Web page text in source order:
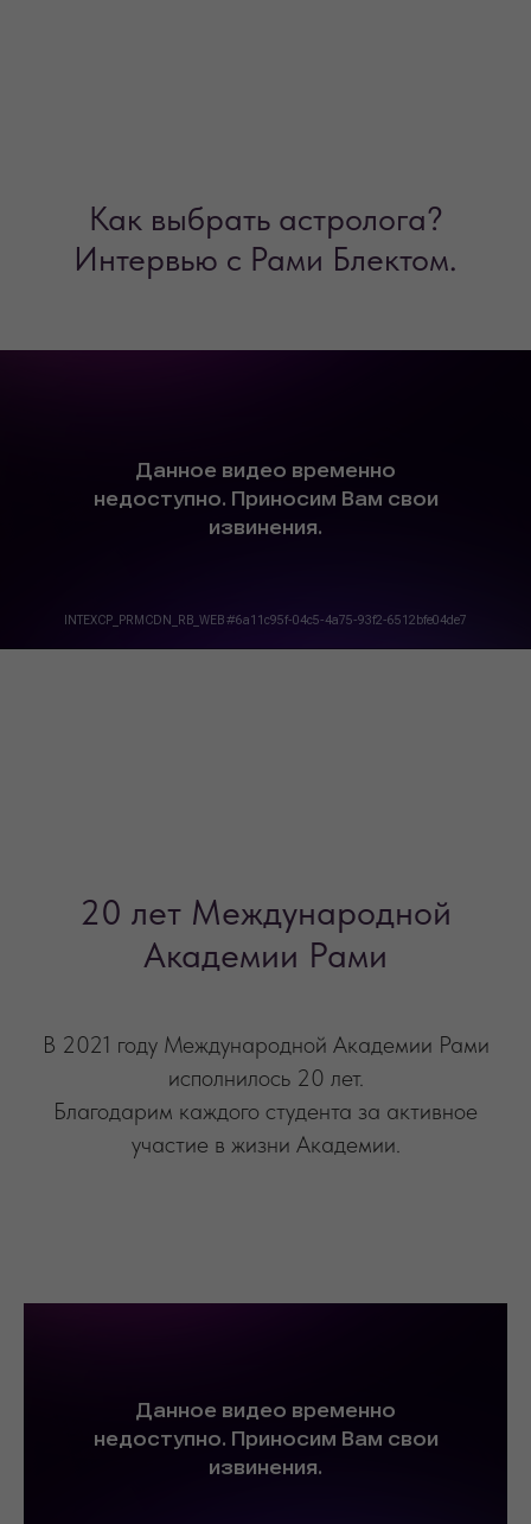
Как выбрать астролога?
Интервью с Рами Блектом.
20 лет Международной
Академии Рами
В 2021 году Международной Академии Рами
исполнилось 20 лет.
Благодарим каждого студента за активное
участие в жизни Академии.